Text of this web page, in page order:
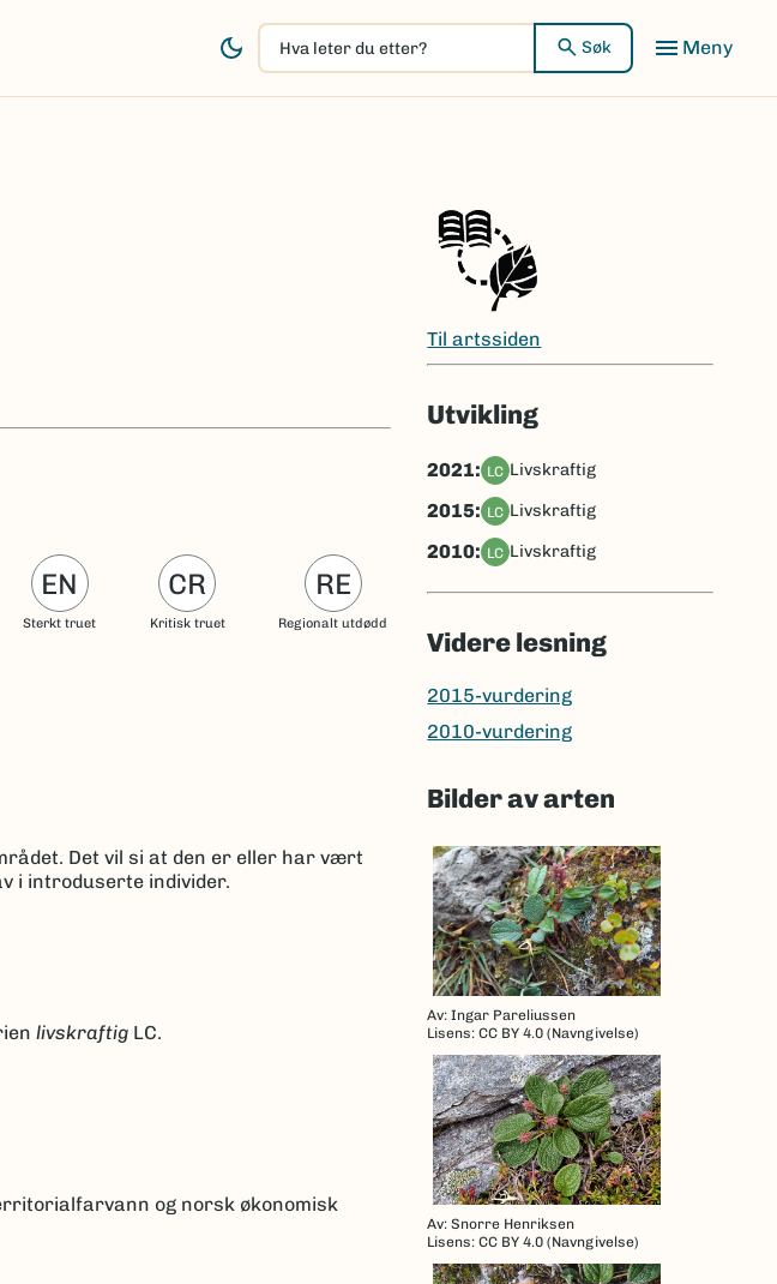
Hva
leter
du
Søk Meny
EN
Sterkt truet
CR
Kritisk truet
RE
Regionalt utdødd
Det vil si at den er eller har vært
i introduserte individer.
livskraftig LC.
og norsk økonomisk
Til artssiden
Utvikling
2021: LC livskraftig
2015: LC livskraftig
2010: LC livskraftig
Videre lesning
2015-vurdering
2010-vurdering
Bilder av arten
Av: Ingar Pareliussen
Lisens: CC BY 4.0 (Navngivelse)
Av: Snorre Henriksen
Lisens: CC BY 4.0 (Navngivelse)